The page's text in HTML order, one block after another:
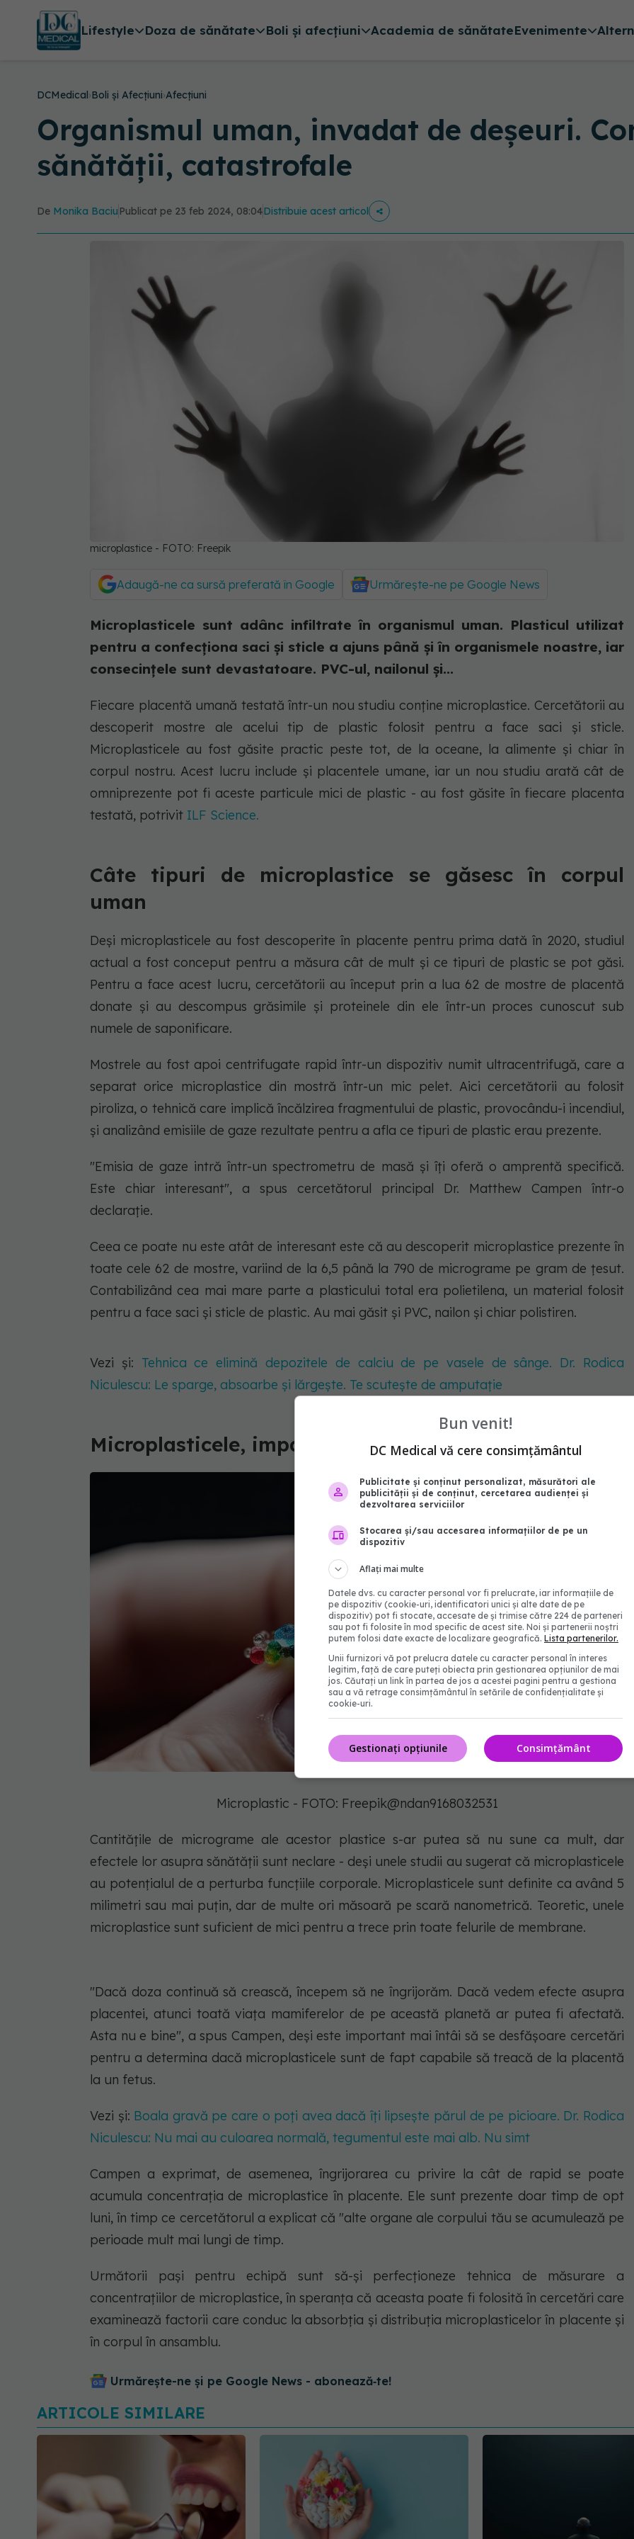
Lifestyle Doza de sănătate Boli și afecțiuni Academia de sănătateEvenimente
DCMedical›Boli și Afecțiuni›Afecțiuni
Organismul uman, invadat de deșeuri.
sănătății, catastrofale
De Monika Baciu Publicat pe 23 feb 2024, 08:04Distribuie acest articol
microplastice - FOTO: Freepik
Adaugă-ne ca sursă preferată în Google Urmărește-ne pe Google News
Microplasticele sunt adânc infiltrate în organismul uman. Plasticul utilizat
pentru a confecționa saci și sticle a ajuns până și în organismele noastre, iar
consecințele sunt devastatoare. PVC-ul, nailonul și...
Fiecare placentă umană testată într-un nou studiu conține microplastice. Cercetătorii au
descoperit mostre ale acelui tip de plastic folosit pentru a face saci și sticle.
Microplasticele au fost găsite practic peste tot, de la oceane, la alimente și chiar în
corpul nostru. Acest lucru include și placentele umane, iar un nou studiu arată cât de
omniprezente pot fi aceste particule mici de plastic - au fost găsite în fiecare placenta
testată, potrivit ILF Science.
Câte tipuri de microplastice se găsesc în corpul
uman
Deși microplasticele au fost descoperite în placente pentru prima dată în 2020, studiul
actual a fost conceput pentru a măsura cât de mult și ce tipuri de plastic se pot găsi.
Pentru a face acest lucru, cercetătorii au început prin a lua 62 de mostre de placentă
donate și au descompus grăsimile și proteinele din ele într-un proces cunoscut sub
numele de saponificare.
Mostrele au fost apoi centrifugate rapid într-un dispozitiv numit ultracentrifugă, care a
separat orice microplastice din mostră într-un mic pelet. Aici cercetătorii au folosit
piroliza, o tehnică care implică încălzirea fragmentului de plastic, provocându-i incendiul,
și analizând emisiile de gaze rezultate pentru a afla ce tipuri de plastic erau prezente.
"Emisia de gaze intră într-un spectrometru de masă și îți oferă o amprentă specifică.
Este chiar interesant", a spus cercetătorul principal Dr. Matthew Campen într-o
declarație.
Ceea ce poate nu este atât de interesant este că au descoperit microplastice prezente în
toate cele 62 de mostre, variind de la 6,5 până la 790 de micrograme pe gram de țesut.
Contabilizând cea mai mare parte a plasticului total era polietilena, un material folosit
pentru a face saci și sticle de plastic. Au mai găsit și PVC, nailon și chiar polistiren.
Vezi și: Tehnica ce elimină depozitele de calciu de pe vasele de sânge. Dr. Rodica
Niculescu: Le sparge, absoarbe și lărgește. Te scutește de amputație
Microplasticele, impact asupra sănătății
Microplastic - FOTO: Freepik@ndan9168032531
Cantitățile de micrograme ale acestor plastice s-ar putea să nu sune ca mult, dar
efectele lor asupra sănătății sunt neclare - deși unele studii au sugerat că microplasticele
au potențialul de a perturba funcțiile corporale. Microplasticele sunt definite ca având 5
milimetri sau mai puțin, dar de multe ori măsoară pe scară nanometrică. Teoretic, unele
microplastice sunt suficient de mici pentru a trece prin toate felurile de membrane.
"Dacă doza continuă să crească, începem să ne îngrijorăm. Dacă vedem efecte asupra
placentei, atunci toată viața mamiferelor de pe această planetă ar putea fi afectată.
Asta nu e bine", a spus Campen, deși este important mai întâi să se desfășoare cercetări
pentru a determina dacă microplasticele sunt de fapt capabile să treacă de la placentă
la un fetus.
Vezi și: Boala gravă pe care o poți avea dacă îți lipsește părul de pe picioare. Dr. Rodica
Niculescu: Nu mai au culoarea normală, tegumentul este mai alb. Nu simt
Campen a exprimat, de asemenea, îngrijorarea cu privire la cât de rapid se poate
acumula concentrația de microplastice în placente. Ele sunt prezente doar timp de opt
luni, în timp ce cercetătorul a explicat că "alte organe ale corpului tău se acumulează pe
perioade mult mai lungi de timp.
Următorii pași pentru echipă sunt să-și perfecționeze tehnica de măsurare a
concentrațiilor de microplastice, în speranța că aceasta poate fi folosită în cercetări care
examinează factorii care conduc la absorbția și distribuția microplasticelor în placente și
în corpul în ansamblu.
Urmărește-ne și pe Google News - abonează‑te!
ARTICOLE SIMILARE
Bun venit!
DC Medical vă cere consimțământul
Publicitate și conținut personalizat, măsurători ale
publicității și de conținut, cercetarea audienței și
dezvoltarea serviciilor
Stocarea și/sau accesarea informațiilor de pe un
dispozitiv
Aflați mai multe
Datele dvs. cu caracter personal vor fi prelucrate, iar informațiile de
pe dispozitiv (cookie-uri, identificatori unici și alte date de pe
dispozitiv) pot fi stocate, accesate de și trimise către 224 de parteneri
sau pot fi folosite în mod specific de acest site. Noi și partenerii noștri
putem folosi date exacte de localizare geografică. Lista partenerilor.
Unii furnizori vă pot prelucra datele cu caracter personal în interes
legitim, față de care puteți obiecta prin gestionarea opțiunilor de mai
jos. Căutați un link în partea de jos a acestei pagini pentru a gestiona
sau a vă retrage consimțământul în setările de confidențialitate și
cookie-uri.
Consimțământ
Gestionați opțiunile